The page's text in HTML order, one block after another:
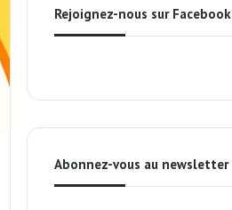
Rejoignez-nous sur Facebook
Abonnez-vous au newsletter